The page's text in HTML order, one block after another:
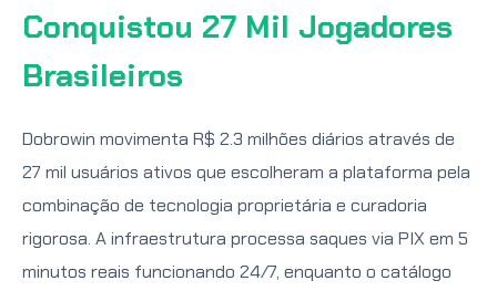
Conquistou 27 Mil Jogadores
Brasileiros
Dobrowin movimenta R$ 2.3 milhões diários através de
27 mil usuários ativos que escolheram a plataforma pela
combinação de tecnologia proprietária e curadoria
rigorosa. A infraestrutura processa saques via PIX em 5
minutos reais funcionando 24/7, enquanto o catálogo